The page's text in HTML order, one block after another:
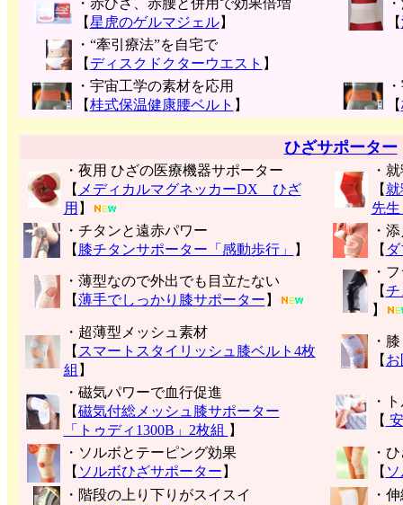
・赤ひざ、赤腰と併用で効果倍増
【星虎のゲルマジェル】
【
・“牽引療法”を自宅で
【 ディスクドクターウエスト 】
・宇宙工学の素材を応用
【桂式保温健康腰ベルト 】
【
ひざサポーター
・夜用 ひざの医療機器サポーター
【 メディカルマグネッカーDX ひざ
用 】
・
【
先生
・チタンと遠赤パワー
【 膝チタンサポーター「感動歩行」 】
・
【
・薄型なので外出でも目立たない
【薄手でしっかり膝サポーター 】
・
【チ
】
・超薄型メッシュ素材
【 スマートスタイリッシュ膝ベルト4枚
組 】
・
【
・磁気パワーで血行促進
【磁気付総メッシュ膝サポーター
「トゥディ1300B」2枚組 】
・
【
・ソルボとテーピング効果
【 ソルボひざサポーター 】
・
【
・階段の上り下りがスイスイ
・